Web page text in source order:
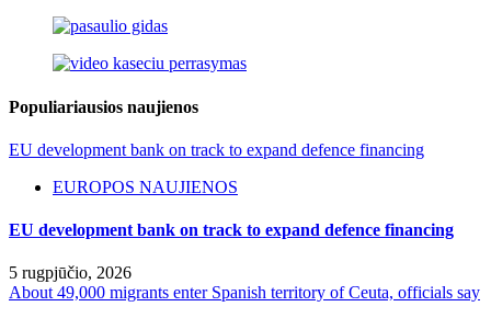
Populiariausios naujienos
EU development bank on track to expand defence financing
EUROPOS NAUJIENOS
EU development bank on track to expand defence financing
5 rugpjūčio, 2026
About 49,000 migrants enter Spanish territory of Ceuta, officials say